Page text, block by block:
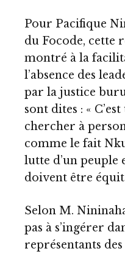
Pour Pacifique
du Focode, cette
montré à la
l’absence des
par la justice
sont dites : «
chercher à
comme le fait
lutte d’un peuple
doivent être
Selon M.
pas à s’ingérer
représentants